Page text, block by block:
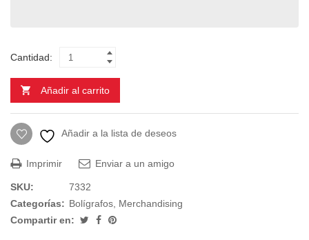
Cantidad:
Añadir al carrito
Añadir a la lista de deseos
Imprimir Enviar a un amigo
SKU:
7332
Categorías: Bolígrafos, Merchandising
Compartir en: